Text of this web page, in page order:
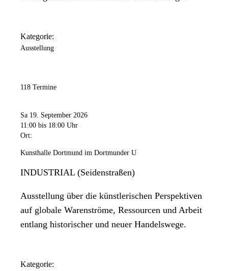
Kategorie:
Ausstellung
118 Termine
Sa 19. September 2026
11:00 bis 18:00 Uhr
Ort:
Kunsthalle Dortmund im Dortmunder U
INDUSTRIAL (Seidenstraßen)
Ausstellung über die künstlerischen Perspektiven
auf globale Warenströme, Ressourcen und Arbeit
entlang historischer und neuer Handelswege.
Kategorie: